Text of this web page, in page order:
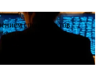
специалистов
биографии и
значимостью
ситуациях и конфликта